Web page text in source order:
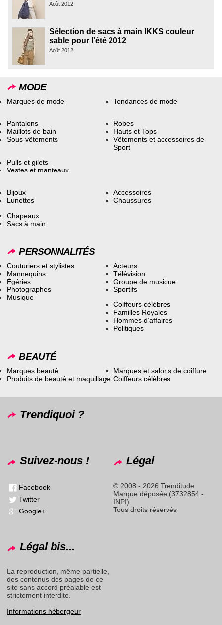
Août 2012
Sélection de sacs à main IKKS couleur
sable pour l'été 2012
Août 2012
MODE
Marques de mode Tendances de mode
Pantalons
Maillots de bain
Sous-vêtements
Robes
Hauts et Tops
Vêtements et accessoires de
Sport
Pulls et gilets
Vestes et manteaux
Bijoux
Lunettes
Accessoires
Chaussures
Chapeaux
Sacs à main
PERSONNALITÉS
Couturiers et stylistes
Mannequins
Égéries
Photographes
Musique
Acteurs
Télévision
Groupe de musique
Sportifs
Coiffeurs célèbres
Familles Royales
Hommes d’affaires
Politiques
BEAUTÉ
Marques beauté
Produits de beauté et maquillage
Marques et salons de coiffure
Coiffeurs célèbres
Trendiquoi ?
Suivez-nous !
Facebook
Twitter
Google+
Légal
© 2008 - 2026 Trenditude
Marque déposée (3732854 -
INPI)
Tous droits réservés
Légal bis...
La reproduction, même partielle,
des contenus des pages de ce
site sans accord préalable est
strictement interdite.
Informations hébergeur